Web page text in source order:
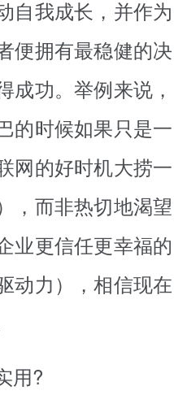
自我成长，并作为
便拥有最稳健的决
成功。举例来说，
的时候如果只是一
网的好时机大捞一
，而非热切地渴望
业更信任更幸福的
动力），相信现在
用?